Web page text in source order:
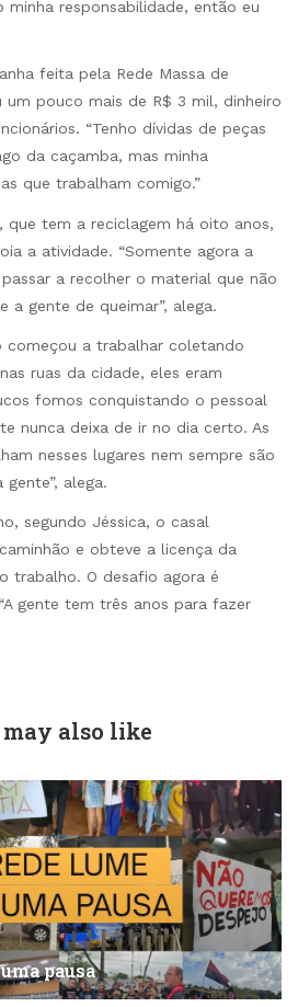
minha responsabilidade, então eu
feita pela Rede Massa de
um pouco mais de R$ 3 mil, dinheiro
“Tenho dívidas de peças
da caçamba, mas minha
que trabalham comigo.”
que tem a reciclagem há oito anos,
a atividade. “Somente agora a
a recolher o material que não
a gente de queimar”, alega.
começou a trabalhar coletando
ruas da cidade, eles eram
fomos conquistando o pessoal
nunca deixa de ir no dia certo. As
nesses lugares nem sempre são
alega.
segundo Jéssica, o casal
e obteve a licença da
trabalho. O desafio agora é
gente tem três anos para fazer
may also like
pausa